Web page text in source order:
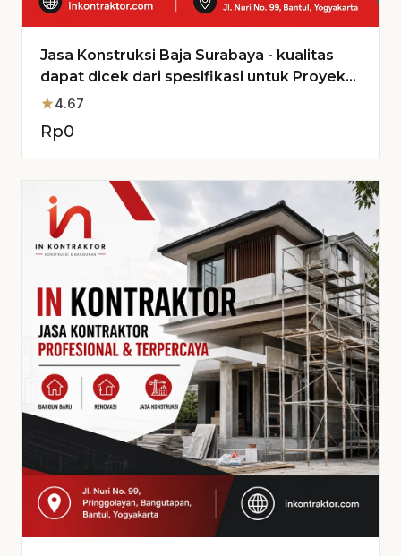
Jasa Konstruksi Baja Surabaya - kualitas
dapat dicek dari spesifikasi untuk Proyek
Anda
star4.67
Rp0